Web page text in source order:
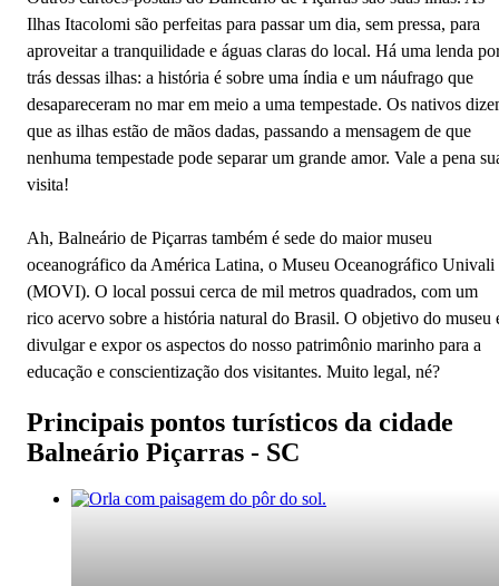
Ilhas Itacolomi são perfeitas para passar um dia, sem pressa, para
aproveitar a tranquilidade e águas claras do local. Há uma lenda
trás dessas ilhas: a história é sobre uma índia e um náufrago que
desapareceram no mar em meio a uma tempestade. Os nativos
que as ilhas estão de mãos dadas, passando a mensagem de que
nenhuma tempestade pode separar um grande amor. Vale a pena
visita!
Ah, Balneário de Piçarras também é sede do maior museu
oceanográfico da América Latina, o Museu Oceanográfico Univali
(MOVI). O local possui cerca de mil metros quadrados, com um
rico acervo sobre a história natural do Brasil. O objetivo do museu
divulgar e expor os aspectos do nosso patrimônio marinho para a
educação e conscientização dos visitantes. Muito legal, né?
Principais pontos turísticos da cidade
Balneário Piçarras - SC